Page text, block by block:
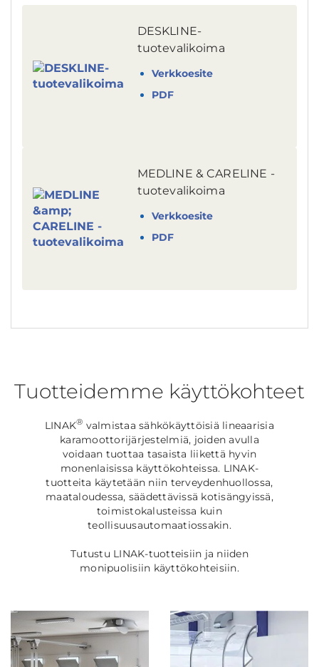
DESKLINE-
tuotevalikoima
Verkkoesite
PDF
MEDLINE & CARELINE -
tuotevalikoima
Verkkoesite
PDF
Tuotteidemme käyttökohteet
LINAK® valmistaa sähkökäyttöisiä lineaarisia
karamoottorijärjestelmiä, joiden avulla
voidaan tuottaa tasaista liikettä hyvin
monenlaisissa käyttökohteissa. LINAK-
tuotteita käytetään niin terveydenhuollossa,
maataloudessa, säädettävissä kotisängyissä,
toimistokalusteissa kuin
teollisuusautomaatiossakin.
Tutustu LINAK-tuotteisiin ja niiden
monipuolisiin käyttökohteisiin.